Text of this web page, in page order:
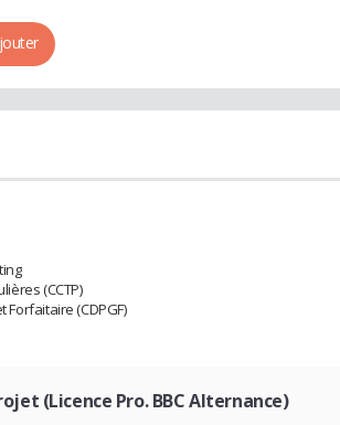
(CCTP)
(CDPGF)
(Licence Pro. BBC Alternance)